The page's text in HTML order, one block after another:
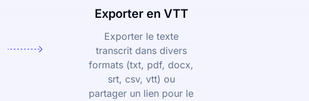
Exporter en VTT
Exporter le texte
transcrit dans divers
formats (txt, pdf, docx,
srt, csv, vtt) ou
partager un lien pour le